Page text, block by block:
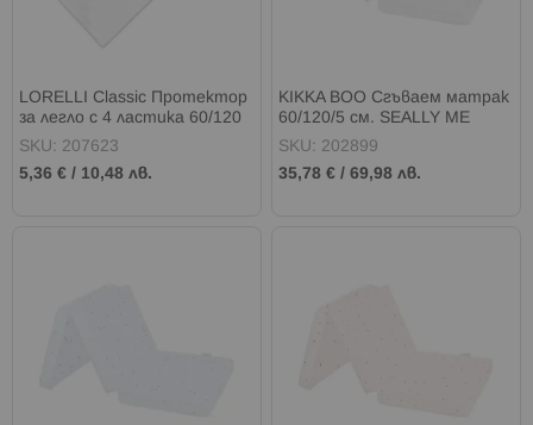
LORELLI Classic Протектор
за легло с 4 ластика 60/120
см.
SKU: 207623
5,36 € / 10,48 лв.
KIKKA BOO Сгъваем матрак
60/120/5 см. SEALLY ME
PATTERN
SKU: 202899
35,78 € /69,98 лв.